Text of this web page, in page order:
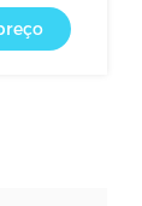
médicas